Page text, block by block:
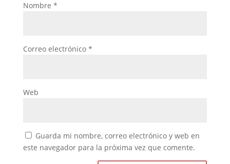
Nombre *
Correo electrónico *
Web
Guarda mi nombre, correo electrónico y web en
este navegador para la próxima vez que comente.